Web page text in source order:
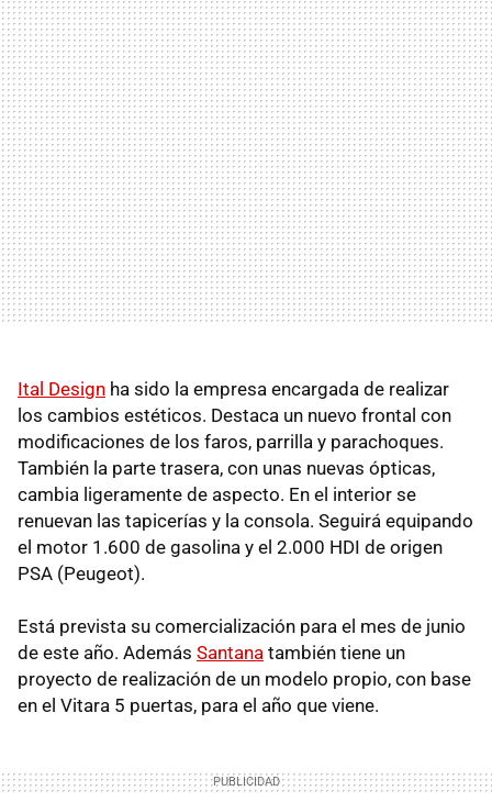
Ital Design ha sido la empresa encargada de realizar
los cambios estéticos. Destaca un nuevo frontal con
modificaciones de los faros, parrilla y parachoques.
También la parte trasera, con unas nuevas ópticas,
cambia ligeramente de aspecto. En el interior se
renuevan las tapicerías y la consola. Seguirá equipando
el motor 1.600 de gasolina y el 2.000 HDI de origen
PSA (Peugeot).
Está prevista su comercialización para el mes de junio
de este año. Además Santana también tiene un
proyecto de realización de un modelo propio, con base
en el Vitara 5 puertas, para el año que viene.